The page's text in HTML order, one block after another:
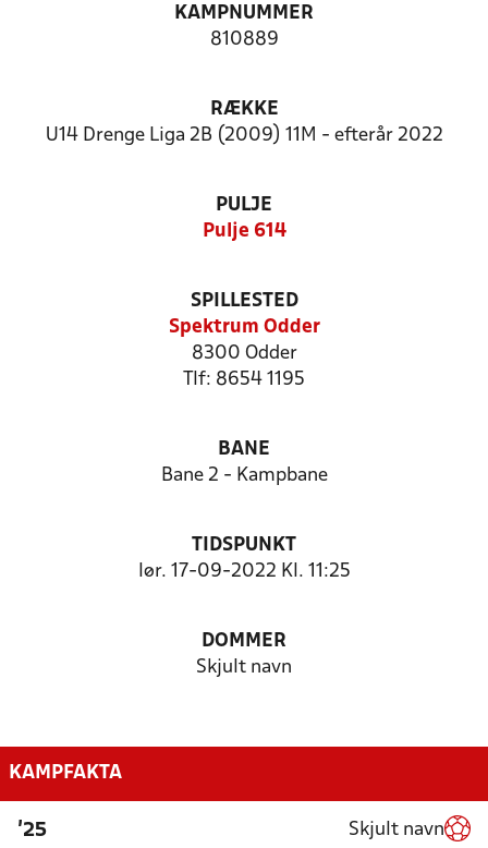
KAMPNUMMER
810889
RÆKKE
U14 Drenge Liga 2B (2009) 11M - efterår 2022
PULJE
Pulje 614
SPILLESTED
Spektrum Odder
8300 Odder
Tlf: 8654 1195
BANE
Bane 2 - Kampbane
TIDSPUNKT
lør. 17-09-2022 Kl. 11:25
DOMMER
Skjult navn
KAMPFAKTA
'25 Skjult navn